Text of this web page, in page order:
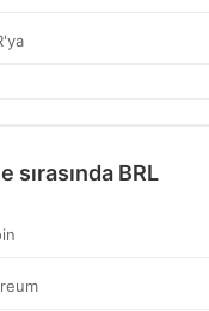
sırasında BRL